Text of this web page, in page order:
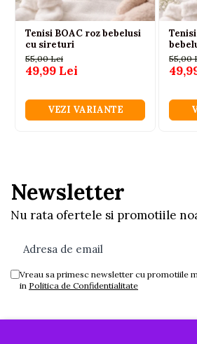
Tenisi BOAC roz bebelusi
cu sireturi
55,00 Lei
49,99 Lei
VEZI VARIANTE
55,00
Newsletter
Nu rata ofertele si promotiile
Vreau sa primesc newsletter cu promotiile
in Politica de Confidentialitate